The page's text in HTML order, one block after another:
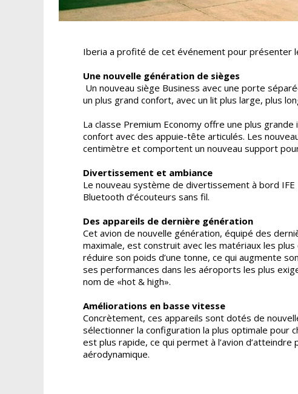
Iberia a profité de cet événement pour présenter
Une nouvelle génération de sièges
Un nouveau siège Business avec une porte
un plus grand confort, avec un lit plus large, plus
La classe Premium Economy offre une plus
confort avec des appuie-tête articulés. Les
centimètre et comportent un nouveau support
Divertissement et ambiance
Le nouveau système de divertissement à bord
Bluetooth d’écouteurs sans fil.
Des appareils de dernière génération
Cet avion de nouvelle génération, équipé des
maximale, est construit avec les matériaux les
réduire son poids d’une tonne, ce qui augmente
ses performances dans les aéroports les plus
nom de «hot & high».
Améliorations en basse vitesse
Concrètement, ces appareils sont dotés de
sélectionner la configuration la plus optimale pour
est plus rapide, ce qui permet à l’avion
aérodynamique.